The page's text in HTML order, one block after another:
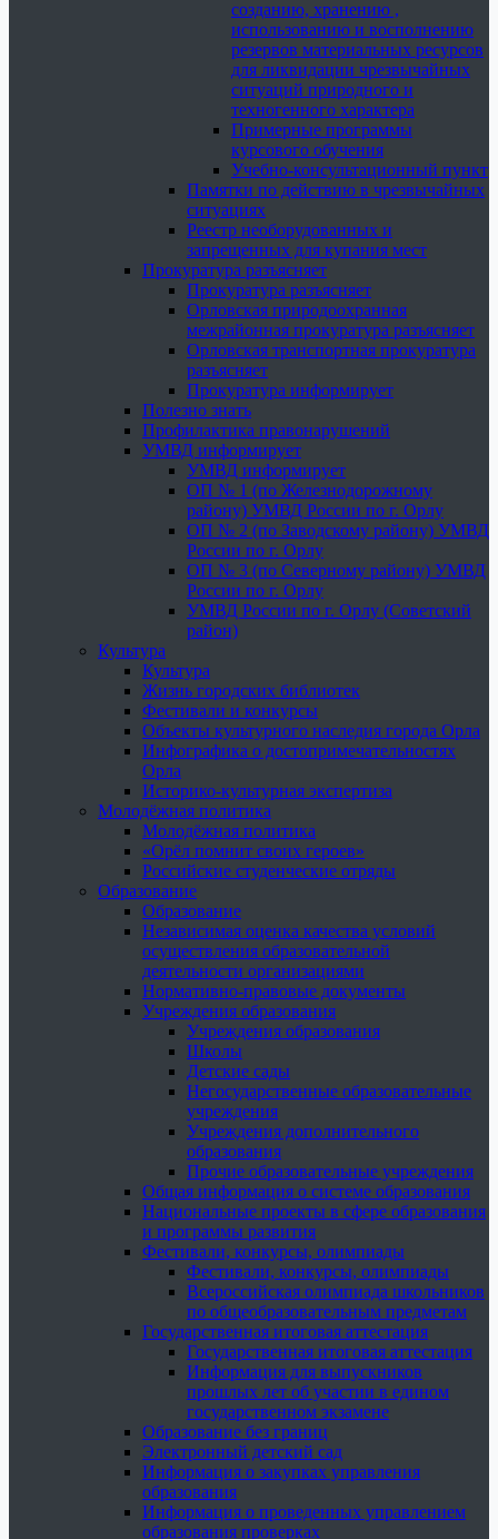
созданию, хранению ,
использованию и восполнению
резервов материальных ресурсов
для ликвидации чрезвычайных
ситуаций природного и
техногенного характера
Примерные программы
курсового обучения
Учебно-консультационный пункт
Памятки по действию в чрезвычайных
ситуациях
Реестр необорудованных и
запрещенных для купания мест
Прокуратура разъясняет
Прокуратура разъясняет
Орловская природоохранная
межрайонная прокуратура разъясняет
Орловская транспортная прокуратура
разъясняет
Прокуратура информирует
Полезно знать
Профилактика правонарушений
УМВД информирует
УМВД информирует
ОП № 1 (по Железнодорожному
району) УМВД России по г. Орлу
ОП № 2 (по Заводскому району) УМВД
России по г. Орлу
ОП № 3 (по Северному району) УМВД
России по г. Орлу
УМВД России по г. Орлу (Советский
район)
Культура
Культура
Жизнь городских библиотек
Фестивали и конкурсы
Объекты культурного наследия города Орла
Инфографика о достопримечательностях
Орла
Историко-культурная экспертиза
Молодёжная политика
Молодёжная политика
«Орёл помнит своих героев»
Российские студенческие отряды
Образование
Образование
Независимая оценка качества условий
осуществления образовательной
деятельности организациями
Нормативно-правовые документы
Учреждения образования
Учреждения образования
Школы
Детские сады
Негосударственные образовательные
учреждения
Учреждения дополнительного
образования
Прочие образовательные учреждения
Общая информация о системе образования
Национальные проекты в сфере образования
и программы развития
Фестивали, конкурсы, олимпиады
Фестивали, конкурсы, олимпиады
Всероссийская олимпиада школьников
по общеобразовательным предметам
Государственная итоговая аттестация
Государственная итоговая аттестация
Информация для выпускников
прошлых лет об участии в едином
государственном экзамене
Образование без границ
Электронный детский сад
Информация о закупках управления
образования
Информация о проведенных управлением
образования проверках